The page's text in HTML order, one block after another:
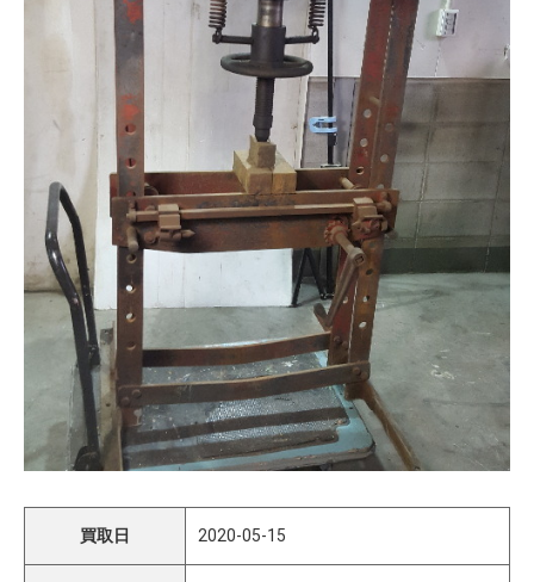
買取日 2020-05-15